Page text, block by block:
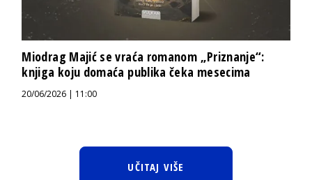
Miodrag Majić se vraća romanom „Priznanje“:
knjiga koju domaća publika čeka mesecima
20/06/2026 | 11:00
UČITAJ VIŠE